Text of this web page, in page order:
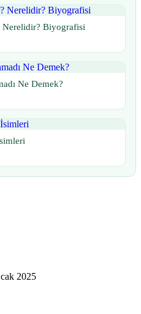
Nerelidir? Biyografisi
Ne Demek?
2025